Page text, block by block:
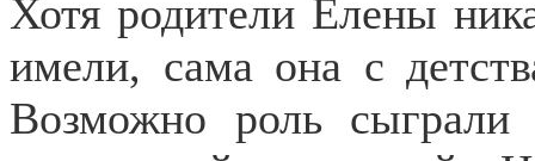
Хотя родители Елены
имели, сама она с
Возможно роль